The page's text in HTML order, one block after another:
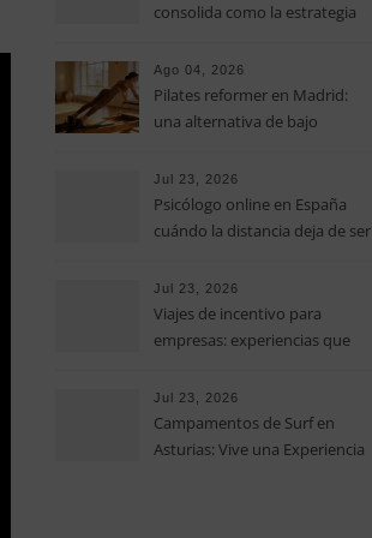
consolida como la estrategia
operativos en las pequeñas y
medianas empresas
Ago 04, 2026
Pilates reformer en Madrid:
una alternativa de bajo
fuerza y movilidad
Jul 23, 2026
Psicólogo online en España
cuándo la distancia deja de ser
terapia
Jul 23, 2026
Viajes de incentivo para
empresas: experiencias que
la oficina
Jul 23, 2026
Campamentos de Surf en
Asturias: Vive una Experiencia